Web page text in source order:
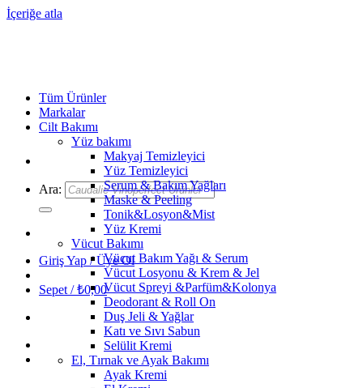
İçeriğe atla
Ara:
Giriş Yap / Üye Ol
Sepet /₺0,00
Tüm Ürünler
Markalar
Cilt Bakımı
Yüz bakımı
Makyaj Temizleyici
Yüz Temizleyici
Serum & Bakım Yağları
Maske & Peeling
Tonik&Losyon&Mist
Yüz Kremi
Vücut Bakımı
Vücut Bakım Yağı & Serum
Vücut Losyonu & Krem & Jel
Vücut Spreyi &Parfüm&Kolonya
Deodorant & Roll On
Duş Jeli & Yağlar
Katı ve Sıvı Sabun
Selülit Kremi
El, Tırnak ve Ayak Bakımı
Ayak Kremi